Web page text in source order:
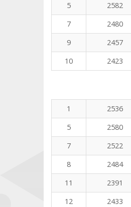
5
2582
7
2480
9
2457
10
2423
1
2536
5
2580
7
2522
8
2484
11
2391
12
2433